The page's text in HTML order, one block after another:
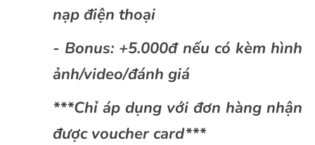
nạp điện thoại
- Bonus: +5.000đ nếu có kèm hình
ảnh/video/đánh giá
***Chỉ áp dụng với đơn hàng nhận
được voucher card***